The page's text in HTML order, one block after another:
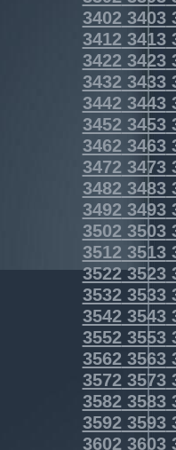
34023403
34123413
34223423
34323433
34423443
34523453
34623463
34723473
34823483
34923493
35023503
35123513
35223523
35323533
35423543
35523553
35623563
35723573
35823583
35923593
36023603